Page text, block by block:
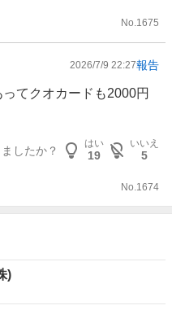
No.1675
2026/7/9 22:27報告
てクオカードも2000円
したか？
はい
19
いいえ
5
No. 1674
)